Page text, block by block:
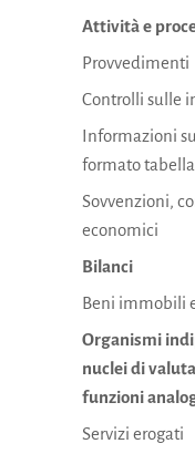
Attività e
Provvedimenti
Controlli sulle
Informazioni
formato
Sovvenzioni,
economici
Bilanci
Beni immobili
Organismi
nuclei di
funzioni
Servizi erogati